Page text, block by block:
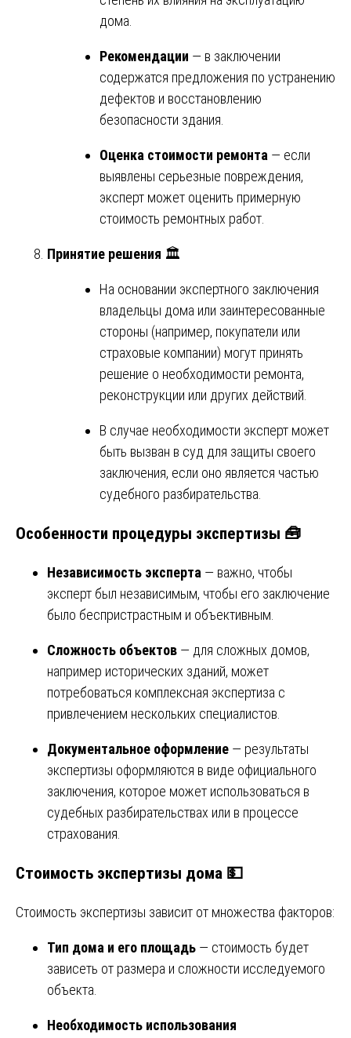
дома.
Рекомендации — в заключении
содержатся предложения по устранению
дефектов и восстановлению
безопасности здания.
Оценка стоимости ремонта — если
выявлены серьезные повреждения,
эксперт может оценить примерную
стоимость ремонтных работ.
Принятие решения 🏛️
На основании экспертного заключения
владельцы дома или заинтересованные
стороны (например, покупатели или
страховые компании) могут принять
решение о необходимости ремонта,
реконструкции или других действий.
В случае необходимости эксперт может
быть вызван в суд для защиты своего
заключения, если оно является частью
судебного разбирательства.
Особенности процедуры экспертизы 🧰
Независимость эксперта — важно, чтобы
эксперт был независимым, чтобы его заключение
было беспристрастным и объективным.
Сложность объектов — для сложных домов,
например исторических зданий, может
потребоваться комплексная экспертиза с
привлечением нескольких специалистов.
Документальное оформление — результаты
экспертизы оформляются в виде официального
заключения, которое может использоваться в
судебных разбирательствах или в процессе
страхования.
Стоимость экспертизы дома 💵
Стоимость экспертизы зависит от множества факторов:
Тип дома и его площадь — стоимость будет
зависеть от размера и сложности исследуемого
объекта.
Необходимость использования